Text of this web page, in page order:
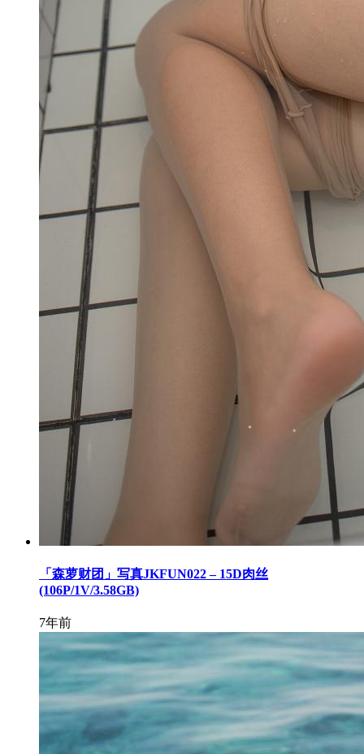
「森萝财团」写真JKFUN022 – 15D肉丝
(106P/1V/3.58GB)
7年前